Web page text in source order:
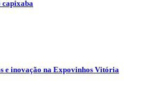
capixaba
e inovação na Expovinhos Vitória